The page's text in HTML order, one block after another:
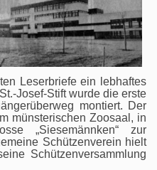
Leserbriefe ein lebhaftes
Josef-Stift wurde die erste
montiert. Der
münsterischen Zoosaal, in
„Siesemännken“ zur
Schützenverein hielt
Schützenversammlung